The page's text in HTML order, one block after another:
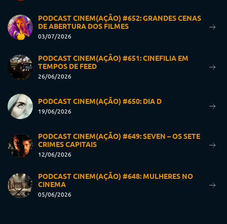
PODCAST CINEM(AÇÃO) #652: GRANDES CENAS
DE ABERTURA DOS FILMES
03/07/2026
PODCAST CINEM(AÇÃO) #651: CINEFILIA EM
TEMPOS DE FEED
26/06/2026
PODCAST CINEM(AÇÃO) #650: DIA D
19/06/2026
PODCAST CINEM(AÇÃO) #649: SEVEN – OS SETE
CRIMES CAPITAIS
12/06/2026
PODCAST CINEM(AÇÃO) #648: MULHERES NO
CINEMA
05/06/2026